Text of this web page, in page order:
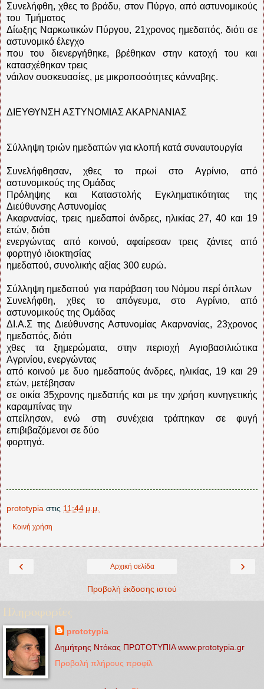
Συνελήφθη, χθες το βράδυ, στον Πύργο, από αστυνομικούς
του Τμήματος
Δίωξης Ναρκωτικών Πύργου, 21χρονος ημεδαπός, διότι σε
αστυνομικό έλεγχο
που του διενεργήθηκε, βρέθηκαν στην κατοχή του και
κατασχέθηκαν τρεις
νάιλον συσκευασίες, με μικροποσότητες κάνναβης.
ΔΙΕΥΘΥΝΣΗ ΑΣΤΥΝΟΜΙΑΣ ΑΚΑΡΝΑΝΙΑΣ
Σύλληψη τριών ημεδαπών για κλοπή κατά συναυτουργία
Συνελήφθησαν, χθες το πρωί στο Αγρίνιο, από
αστυνομικούς της Ομάδας
Πρόληψης και Καταστολής Εγκληματικότητας της
Διεύθυνσης Αστυνομίας
Ακαρνανίας, τρεις ημεδαποί άνδρες, ηλικίας 27, 40 και 19
ετών, διότι
ενεργώντας από κοινού, αφαίρεσαν τρεις ζάντες από
φορτηγό ιδιοκτησίας
ημεδαπού, συνολικής αξίας 300 ευρώ.
Σύλληψη ημεδαπού για παράβαση του Νόμου περί όπλων
Συνελήφθη, χθες το απόγευμα, στο Αγρίνιο, από
αστυνομικούς της Ομάδας
ΔΙ.Α.Σ της Διεύθυνσης Αστυνομίας Ακαρνανίας, 23χρονος
ημεδαπός, διότι
χθες τα ξημερώματα, στην περιοχή Αγιοβασιλιώτικα
Αγρινίου, ενεργώντας
από κοινού με δυο ημεδαπούς άνδρες, ηλικίας, 19 και 29
ετών, μετέβησαν
σε οικία 35χρονης ημεδαπής και με την χρήση κυνηγετικής
καραμπίνας την
απείλησαν, ενώ στη συνέχεια τράπηκαν σε φυγή
επιβιβαζόμενοι σε δύο
φορτηγά.
prototypia στις 11:44 μ.μ.
Κοινή χρήση
‹ ›
Αρχική σελίδα
Προβολή έκδοσης ιστού
Πληροφορίες
prototypia
Δημήτρης Ντόκας ΠΡΩΤΟΤΥΠΙΑ www.prototypia.gr
Προβολή πλήρους προφίλ